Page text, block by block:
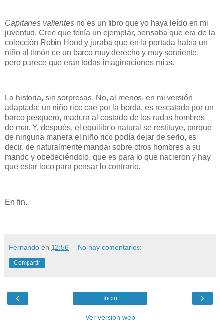
Capitanes valientes no es un libro que yo haya leído en mi
juventud. Creo que tenía un ejemplar, pensaba que era de la
colección Robin Hood y juraba que en la portada había un
niño al timón de un barco muy derecho y muy sonriente,
pero parece que eran todas imaginaciones mías.
La historia, sin sorpresas. No, al menos, en mi versión
adaptada: un niño rico cae por la borda, es rescatado por un
barco pesquero, madura al costado de los rudos hombres
de mar. Y, después, el equilibrio natural se restituye, porque
de ninguna manera el niño rico podía dejar de serlo, es
decir, de naturalmente mandar sobre otros hombres a su
mando y obedeciéndolo, que es para lo que nacieron y hay
que estar loco para pensar lo contrario.
En fin.
Fernando en 12:56 No hay comentarios:
Compartir
‹ ›
Inicio
Ver versión web